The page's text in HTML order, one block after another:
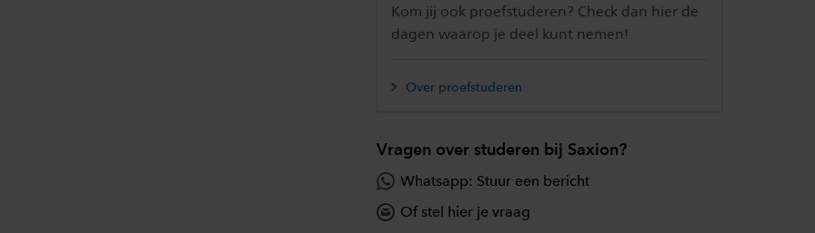
Kom jij ook proefstuderen? Check dan hier de
dagen waarop je deel kunt nemen!
Over proefstuderen
Vragen over studeren bij Saxion?
Whatsapp: Stuur een bericht
Of stel hier je vraag